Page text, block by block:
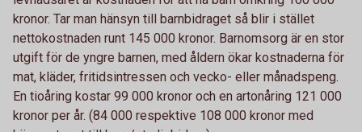
kronor. Tar man hänsyn till barnbidraget så blir i stället
nettokostnaden runt 145 000 kronor. Barnomsorg är en stor
utgift för de yngre barnen, med åldern ökar kostnaderna för
mat, kläder, fritidsintressen och vecko- eller månadspeng.
En tioåring kostar 99 000 kronor och en artonåring 121 000
kronor per år. (84 000 respektive 108 000 kronor med